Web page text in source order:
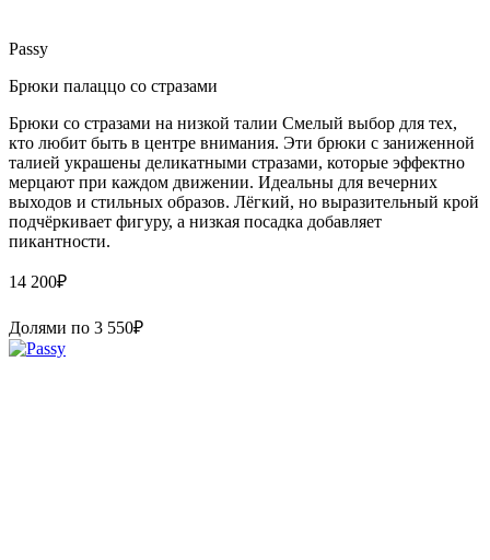
Passy
Брюки палаццо со стразами
Брюки со стразами на низкой талии Смелый выбор для тех,
кто любит быть в центре внимания. Эти брюки с заниженной
талией украшены деликатными стразами, которые эффектно
мерцают при каждом движении. Идеальны для вечерних
выходов и стильных образов. Лёгкий, но выразительный крой
подчёркивает фигуру, а низкая посадка добавляет
пикантности.
14 200₽
Долями по 3 550₽